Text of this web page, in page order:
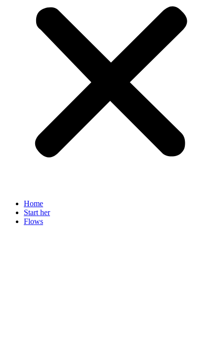
Home
Start her
Flows